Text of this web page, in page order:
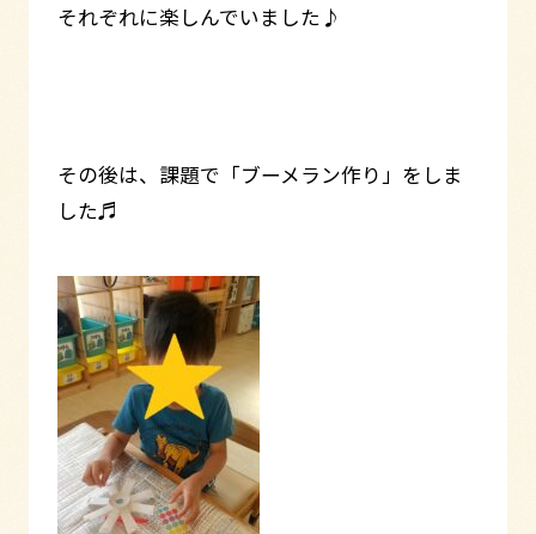
それぞれに楽しんでいました♪
その後は、課題で「ブーメラン作り」をしま
した♬